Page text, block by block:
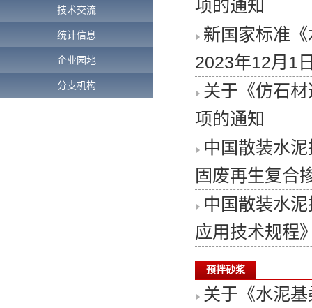
技术交流
统计信息
企业园地
分支机构
项的通知
新国家标准
2023年12月1
关于《仿石
项的通知
中国散装水
固废再生复合
中国散装水
应用技术规程
预拌砂浆
关于《水泥